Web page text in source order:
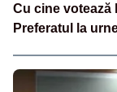
Cu cine votează
Preferatul la